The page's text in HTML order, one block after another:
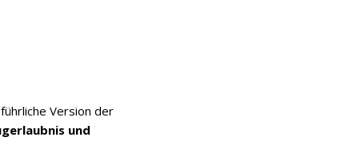
Version der
und